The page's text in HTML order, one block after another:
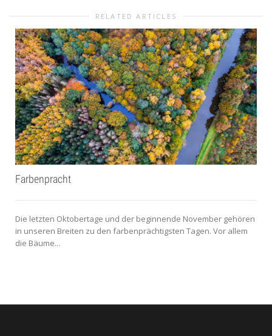
RELATED ARTICLES
Farbenpracht
Die letzten Oktobertage und der beginnende November gehören
in unseren Breiten zu den farbenprächtigsten Tagen. Vor allem
die Bäume...